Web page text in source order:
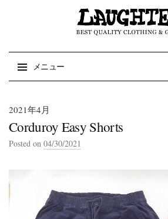
メニュー
2021年4月
Corduroy Easy Shorts
Posted on 04/30/2021